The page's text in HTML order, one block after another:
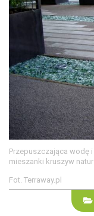
Przepuszczająca wodę
mieszanki kruszyw
Fot. Terraway.pl